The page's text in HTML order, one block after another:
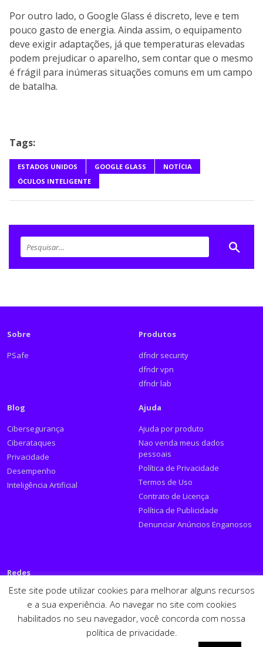
Por outro lado, o Google Glass é discreto, leve e tem
pouco gasto de energia. Ainda assim, o equipamento
deve exigir adaptações, já que temperaturas elevadas
podem prejudicar o aparelho, sem contar que o mesmo
é frágil para inúmeras situações comuns em um campo
de batalha.
Tags:
ESTADOS UNIDOS GOOGLE GLASS
NOTÍCIA
ÓCULOS INTELIGENTE
Sobre
PSafe
Produtos
dfndr security
dfndr vpn
dfndr lab
Blog
Cibersegurança
Ciberataques
Privacidade
Desempenho
Inteligência Artificial
Ajuda
Ajuda por produto
Nao venda meus dados
pessoais
Política de Privacidade
Termos de Uso
Contrato de Licença
Política de Publicidade
Denunciar Anúncios Enganosos
Redes
Siga a PSafe:
Facebook
TwitterRSS YoutubeLinkedIn
Este site pode utilizar cookies para melhorar alguns recursos
e a sua experiência. Ao navegar no site com cookies
habilitados no seu navegador, você concorda com nossa
política de privacidade.